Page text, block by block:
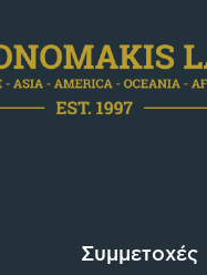
Συμμετοχές